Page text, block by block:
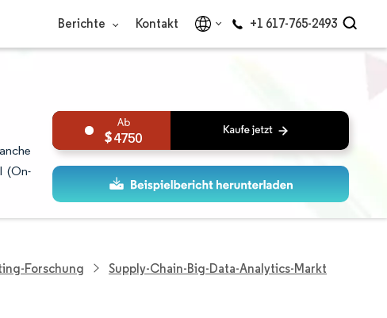
Berichte Kontakt +1 617-765-2493
(On-
4750
Forschung Supply-Chain-Big-Data-Analytics-Markt